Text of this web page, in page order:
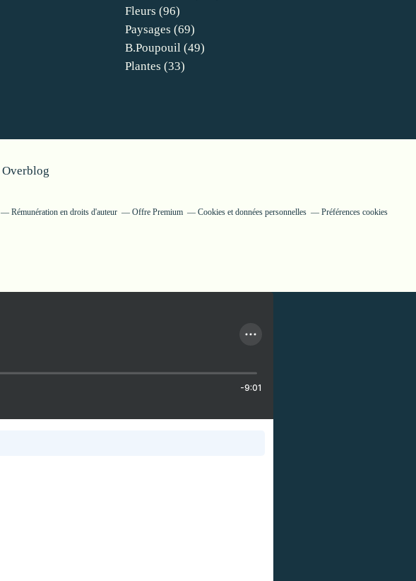
Fleurs (96)
Paysages (69)
B.poupouil (49)
Plantes (33)
Overblog
Rémunération en droits d'auteur Offre Premium Cookies et données personnelles Préférences cookies
-9:01